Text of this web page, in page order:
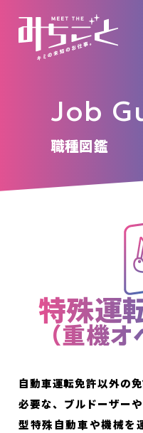
Job
職種図鑑
特殊運
（重機オ
自動車運転免許以外の
必要な、ブルドーザー
型特殊自動車や機械を